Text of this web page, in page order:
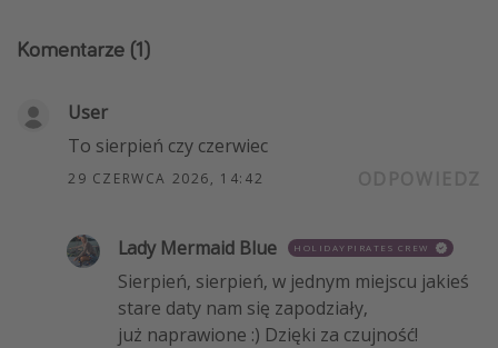
Komentarze (1)
User
To sierpień czy czerwiec
29 CZERWCA 2026, 14:42
Lady Mermaid Blue HOLIDAYPIRATES CREW
Sierpień, sierpień, w jednym miejscu jakieś
stare daty nam się zapodziały,
już naprawione :) Dzięki za czujność!